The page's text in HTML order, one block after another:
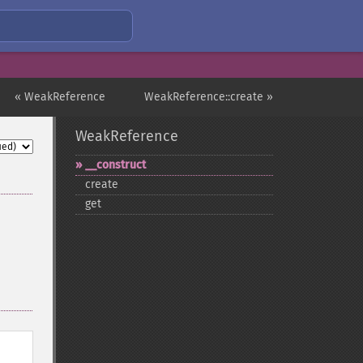
WeakReference::create »
« WeakReference
WeakReference
_​_​construct
create
get